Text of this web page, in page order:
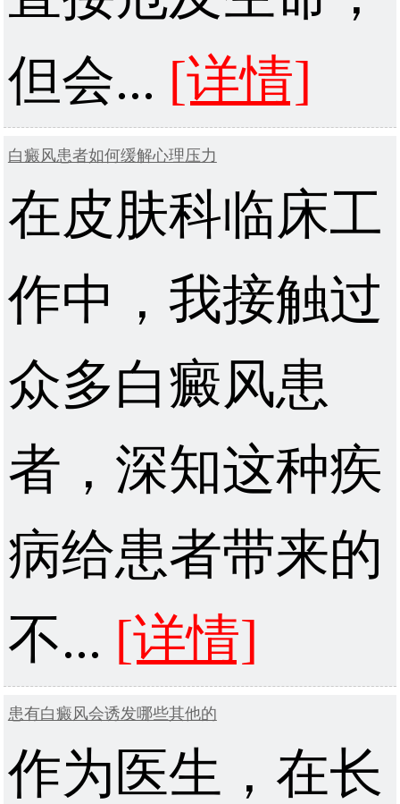
但会... [详情]
白癜风患者如何缓解心理压力
在皮肤科临床工
作中，我接触过
众多白癜风患
者，深知这种疾
病给患者带来的
不... [详情]
患有白癜风会诱发哪些其他的
作为医生，在长